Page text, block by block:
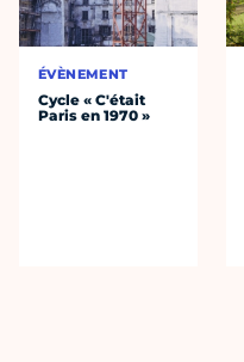
ÉVÈNEMENT
Cycle « C'était
Paris en 1970 »